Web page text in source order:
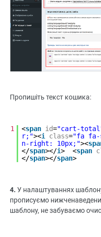
Пропишіть текст кошика:
1 <span id="cart-
r;"><i class="fa fa-
n-right: 10px;"><
</span></i> <span
</span></span>
4. У налаштуваннях
прописуємо
шаблону, не забуваємо